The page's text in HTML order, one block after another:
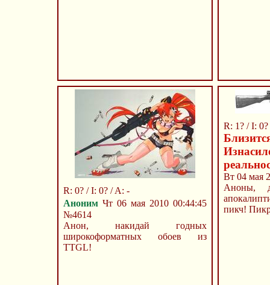
R: 0? / I: 0? / A: -
Аноним Чт 06 мая 2010 00:44:45
№4614
Анон, накидай годных
широкоформатных обоев из
TTGL!
R: 1? / I:
Вт 04 мая
Аноны,
пикч!